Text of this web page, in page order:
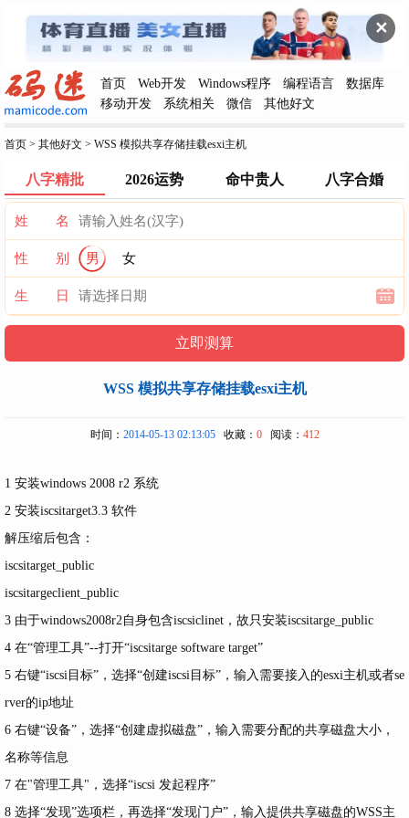
✕
首页 Web开发 Windows程序 编程语言
数据库
移动开发
系统相关 微信 其他好文
首页 > 其他好文 > WSS 模拟共享存储挂载esxi主机
八字精批 2026运势 命中贵人 八字合婚
姓 名
性 别 男 女
生 日
WSS 模拟共享存储挂载esxi主机
时间： 2014-05-13 02:13:05收藏： 0阅读： 412
1 安装windows 2008 r2 系统
2 安装iscsitarget3.3 软件
解压缩后包含：
iscsitarget_public
iscsitargeclient_public
3 由于windows2008r2自身包含iscsiclinet，故只安装iscsitarge_public
4 在“管理工具”--打开“iscsitarge software target”
5 右键“iscsi目标”，选择“创建iscsi目标”，输入需要接入的esxi主机或者se
rver的ip地址
6 右键“设备”，选择“创建虚拟磁盘”，输入需要分配的共享磁盘大小，
名称等信息
7 在"管理工具"，选择“iscsi 发起程序”
8 选择“发现”选项栏，再选择“发现门户”，输入提供共享磁盘的WSS主